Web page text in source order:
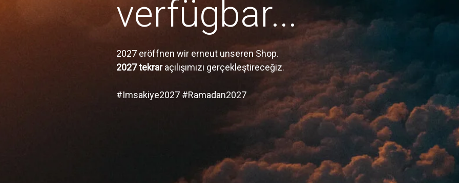
verfügbar...
2027 eröffnen wir erneut unseren Shop.
2027 tekraraçılışımızı gerçekleştireceğiz.
#Imsakiye2027 #Ramadan2027